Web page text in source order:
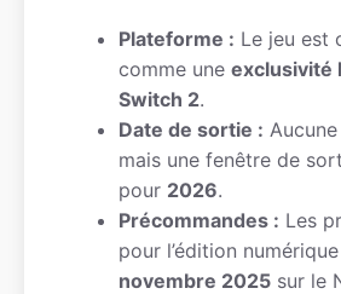
Plateforme : Le jeu est
comme une exclusivité
Switch 2.
Date de sortie :
mais une fenêtre de
pour 2026.
Précommandes : Les
pour l’édition
novembre 2025 sur le